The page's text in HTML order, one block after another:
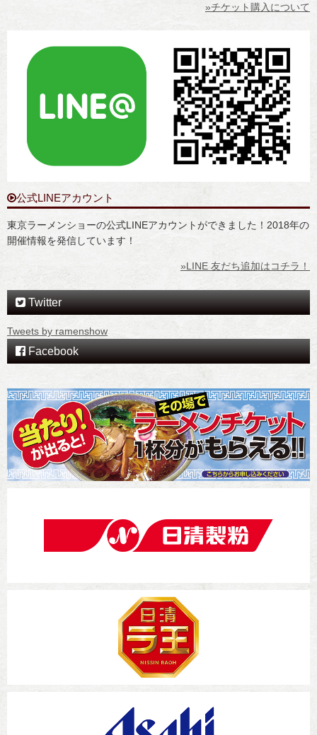
»チケット購入について
公式LINEアカウント
東京ラーメンショーの公式LINEアカウントができました！2018年の
開催情報を発信しています！
»LINE 友だち追加はコチラ！
Twitter
Tweets by ramenshow
Facebook